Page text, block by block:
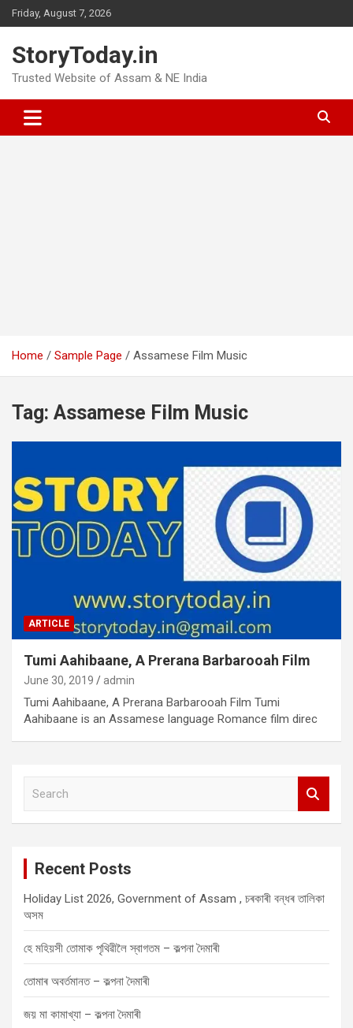
Skip
to
Friday, August 7, 2026
StoryToday.in
Trusted Website of Assam & NE India
Home Sample Page Assamese Film Music
Tag: Assamese Film Music
ARTICLE
Tumi Aahibaane, A Prerana Barbarooah Film
June 30, 2019 admin
Tumi Aahibaane, A Prerana Barbarooah Film Tumi
Aahibaane is an Assamese language Romance film direc
Recent Posts
Holiday List 2026, Government of Assam , চৰকাৰী বন্ধৰ তালিকা
অসম
হে মহিয়সী তোমাক পৃথিৱীলৈ স্বাগতম – কল্পনা দৈমাৰী
তোমাৰ অবৰ্তমানত – কল্পনা দৈমাৰী
জয় মা কামাখ্যা – কল্পনা দৈমাৰী